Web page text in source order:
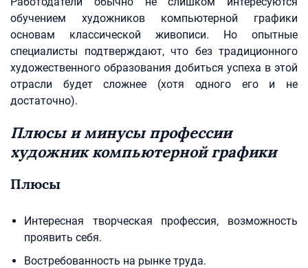
обучением художников компьютерной графики
основам классической живописи. Но опытные
специалисты подтверждают, что без традиционного
художественного образования добиться успеха в этой
отрасли будет сложнее (хотя одного его и не
достаточно).
Плюсы и минусы профессии
художник компьютерной графики
Плюсы
Интересная творческая профессия, возможность
проявить себя.
Востребованность на рынке труда.